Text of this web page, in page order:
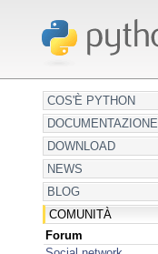
COS'È PYTHON
DOCUMENTAZIONE
DOWNLOAD
NEWS
BLOG
COMUNITÀ
Forum